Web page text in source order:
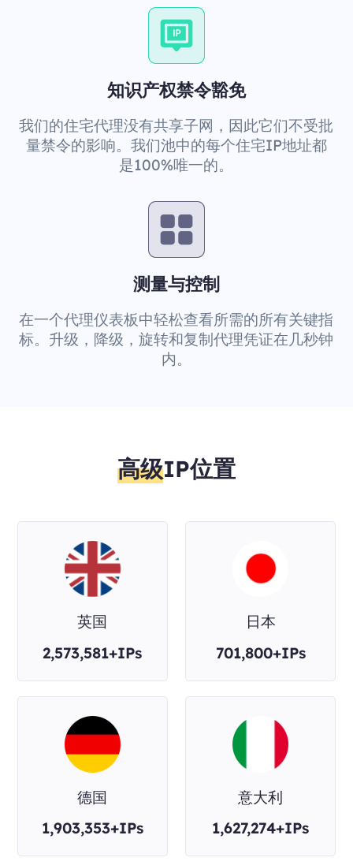
知识产权禁令豁免
我们的住宅代理没有共享子网，因此它们不受批
量禁令的影响。我们池中的每个住宅IP地址都
是100%唯一的。
测量与控制
在一个代理仪表板中轻松查看所需的所有关键指
标。升级，降级，旋转和复制代理凭证在几秒钟
内。
高级IP位置
英国
2,573,581+IPs
日本
701,800+IPs
德国
1,903,353+IPs
意大利
1,627,274+IPs